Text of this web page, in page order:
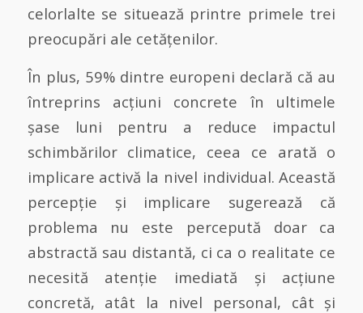
celorlalte se situează printre primele trei
preocupări ale cetățenilor.
În plus, 59% dintre europeni declară că au
întreprins acțiuni concrete în ultimele
șase luni pentru a reduce impactul
schimbărilor climatice, ceea ce arată o
implicare activă la nivel individual. Această
percepție și implicare sugerează că
problema nu este percepută doar ca
abstractă sau distantă, ci ca o realitate ce
necesită atenție imediată și acțiune
concretă, atât la nivel personal, cât și